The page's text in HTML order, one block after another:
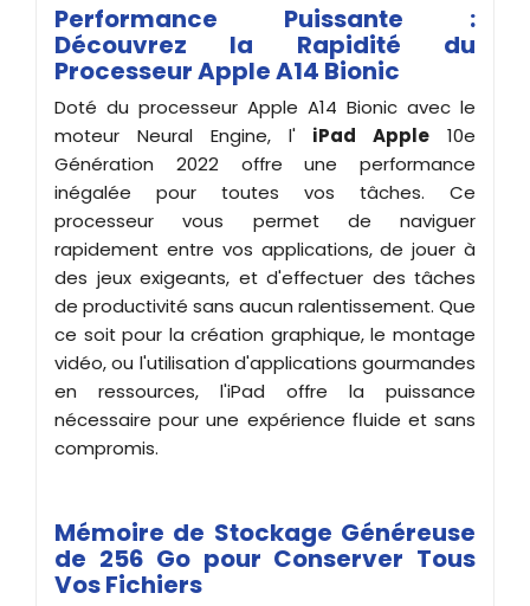
Performance Puissante :
Découvrez la Rapidité du
Processeur Apple A14 Bionic
Doté du processeur Apple A14 Bionic avec le
moteur Neural Engine, l' iPad Apple 10e
Génération 2022 offre une performance
inégalée pour toutes vos tâches. Ce
processeur vous permet de naviguer
rapidement entre vos applications, de jouer à
des jeux exigeants, et d'effectuer des tâches
de productivité sans aucun ralentissement. Que
ce soit pour la création graphique, le montage
vidéo, ou l'utilisation d'applications gourmandes
en ressources, l'iPad offre la puissance
nécessaire pour une expérience fluide et sans
compromis.
Mémoire de Stockage Généreuse
de 256 Go pour Conserver Tous
Vos Fichiers